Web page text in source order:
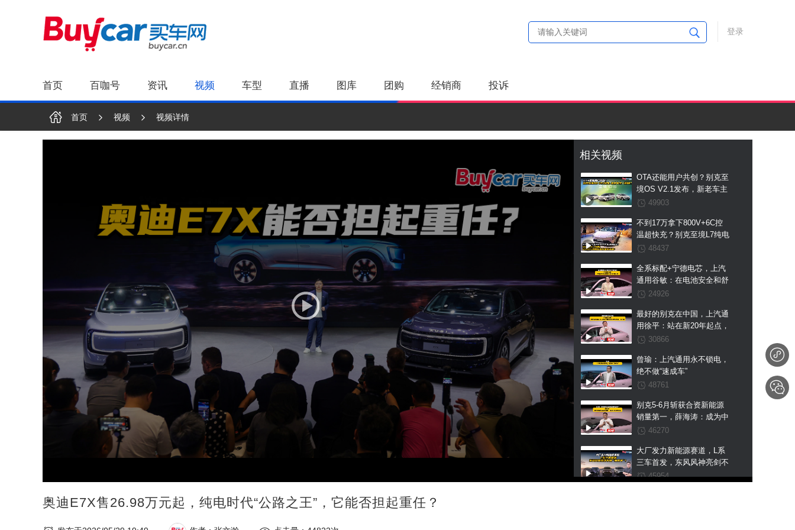
登录
首页 百咖号 资讯 视频 车型 直播 图库 团购 经销商 投诉
首页 视频 视频详情
相关视频
OTA还能用户共创？别克至
境OS V2.1发布，新老车主
一视同仁
49903
不到17万拿下800V+6C控
温超快充？别克至境L7纯电
这波国补预售权益价直接杀
48437
全系标配+宁德电芯，上汽
通用谷敏：在电池安全和舒
适上我们不搞区别
24926
最好的别克在中国，上汽通
用徐平：站在新20年起点，
至境L7纯电是我们交出的第
30866
曾瑜：上汽通用永不锁电，
绝不做“速成车”
48761
别克5-6月斩获合资新能源
销量第一，薛海涛：成为中
国市场新能源第一是我们未
46270
大厂发力新能源赛道，L系
三车首发，东风风神亮剑不
做“速成车”！
45954
奥迪E7X售26.98万元起，纯电时代“公路之王”，它能否担起重任？